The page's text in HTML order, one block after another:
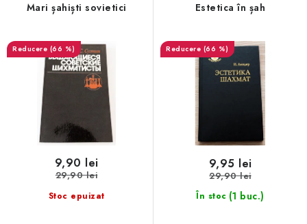
d
u
e
a
Mari șahiști sovietici
(66 %)
Stoc epuizat
9,90 lei
29,90 lei
Estetica în șah
(66 %)
În stoc (1 buc.)
9,95 lei
29,90 lei